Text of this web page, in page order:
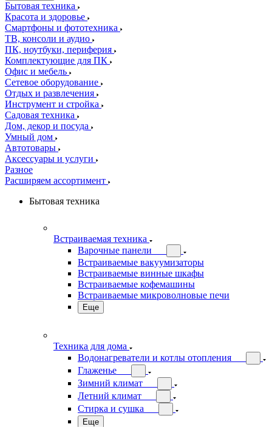
Бытовая техника
Красота и здоровье
Смартфоны и фототехника
ТВ, консоли и аудио
ПК, ноутбуки, периферия
Комплектующие для ПК
Офис и мебель
Сетевое оборудование
Отдых и развлечения
Инструмент и стройка
Садовая техника
Дом, декор и посуда
Умный дом
Автотовары
Аксессуары и услуги
Разное
Расширяем ассортимент
Бытовая техника
Встраиваемая техника
Варочные панели
Встраиваемые вакуумизаторы
Встраиваемые винные шкафы
Встраиваемые кофемашины
Встраиваемые микроволновые печи
Еще
Техника для дома
Водонагреватели и котлы отопления
Глаженье
Зимний климат
Летний климат
Стирка и сушка
Еще